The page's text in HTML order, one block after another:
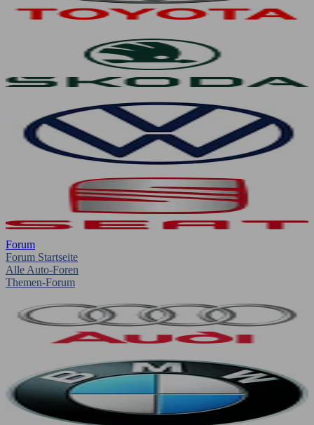
Forum
Forum Startseite
Alle Auto-Foren
Themen-Forum